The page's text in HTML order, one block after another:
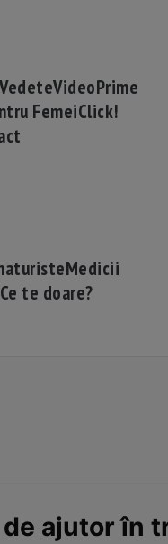
VedeteVideoPrime
FemeiClick!
Medicii
Ce te doare?
ajutor în